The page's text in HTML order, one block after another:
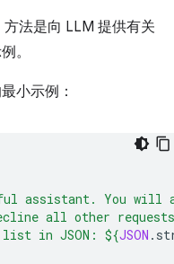
法是向 LLM 提供有关
。
小示例：
assistant. You will
all other
in JSON:
${JSON .